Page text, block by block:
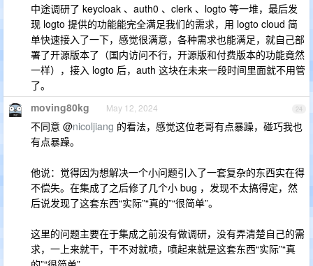
中途调研了 keycloak 、auth0 、clerk 、logto 等一堆，最后发
现 logto 提供的功能能完全满足我们的需求，用 logto cloud 简
单快速接入了一下，感觉很满意，各种需求也能满足，就自己部
署了开源版本了（国内访问不行，开源版和付费版本的功能竟然
一样），接入 logto 后，auth 这块在未来一段时间里面就不用管
了。
24
moving80kg May 12, 2024
不同意 @nicoljiang 的看法，感觉这位老哥有点暴躁，碰巧我也
有点暴躁。
他说：觉得因为想解决一个小问题引入了一套复杂的东西实在得
不偿失。在集成了之后修了几个小 bug ，发现不太搞得定，然
后说发现了这套东西“实际”“真的”“很简单”。
这里的问题主要在于集成之前没有做调研，没有弄清楚自己的需
求，一上来就干，干不对就喷，喷起来就是这套东西“实际”“真